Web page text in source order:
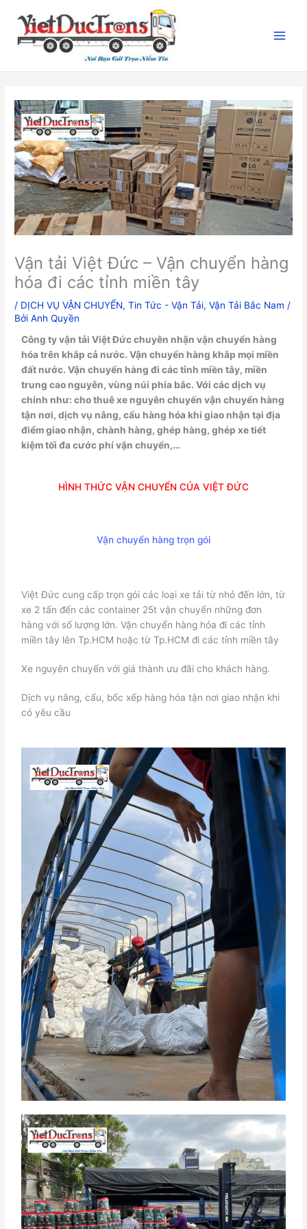
Vận tải Việt Đức – Vận chuyển hàng
hóa đi các tỉnh miền tây
/ DỊCH VỤ VẬN CHUYỂN,Tin Tức - Vận Tải,Vận Tải Bắc Nam /
BởiAnh Quyền
Công ty vận tải Việt Đức chuyên nhận vận chuyển hàng
hóa trên khắp cả nước. Vận chuyển hàng khắp mọi miền
đất nước. Vận chuyển hàng đi các tỉnh miền tây, miền
trung cao nguyên, vùng núi phía bắc. Với các dịch vụ
chính như: cho thuê xe nguyên chuyến vận chuyển hàng
tận nơi, dịch vụ nâng, cẩu hàng hóa khi giao nhận tại địa
điểm giao nhận, chành hàng, ghép hàng, ghép xe tiết
kiệm tối đa cước phí vận chuyển,…
HÌNH THỨC VẬN CHUYỂN CỦA VIỆT ĐỨC
Vận chuyển hàng trọn gói
Việt Đức cung cấp trọn gói các loại xe tải từ nhỏ đến lớn, từ
xe 2 tấn đến các container 25t vận chuyển những đơn
hàng với số lượng lớn. Vận chuyển hàng hóa đi các tỉnh
miền tây lên Tp.HCM hoặc từ Tp.HCM đi các tỉnh miền tây
Xe nguyên chuyến với giá thành ưu đãi cho khách hàng.
Dịch vụ nâng, cẩu, bốc xếp hàng hóa tận nơi giao nhận khi
có yêu cầu